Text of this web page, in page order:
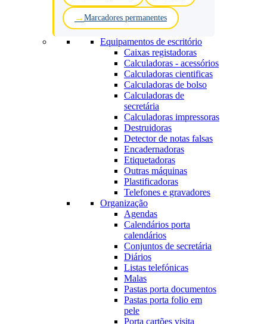
Marcadores permanentes
Equipamentos de escritório
Caixas registadoras
Calculadoras - acessórios
Calculadoras cientificas
Calculadoras de bolso
Calculadoras de
secretária
Calculadoras impressoras
Destruidoras
Detector de notas falsas
Encadernadoras
Etiquetadoras
Outras máquinas
Plastificadoras
Telefones e gravadores
Organização
Agendas
Calendários porta
calendários
Conjuntos de secretária
Diários
Listas telefónicas
Malas
Pastas porta documentos
Pastas porta folio em
pele
Porta cartões visita